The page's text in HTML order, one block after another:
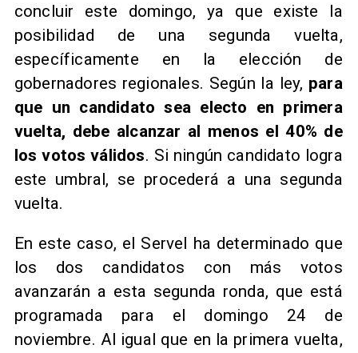
concluir este domingo, ya que existe la
posibilidad de una segunda vuelta,
específicamente en la elección de
gobernadores regionales. Según la ley, para
que un candidato sea electo en primera
vuelta, debe alcanzar al menos el 40% de
los votos válidos. Si ningún candidato logra
este umbral, se procederá a una segunda
vuelta.
En este caso, el Servel ha determinado que
los dos candidatos con más votos
avanzarán a esta segunda ronda, que está
programada para el domingo 24 de
noviembre. Al igual que en la primera vuelta,